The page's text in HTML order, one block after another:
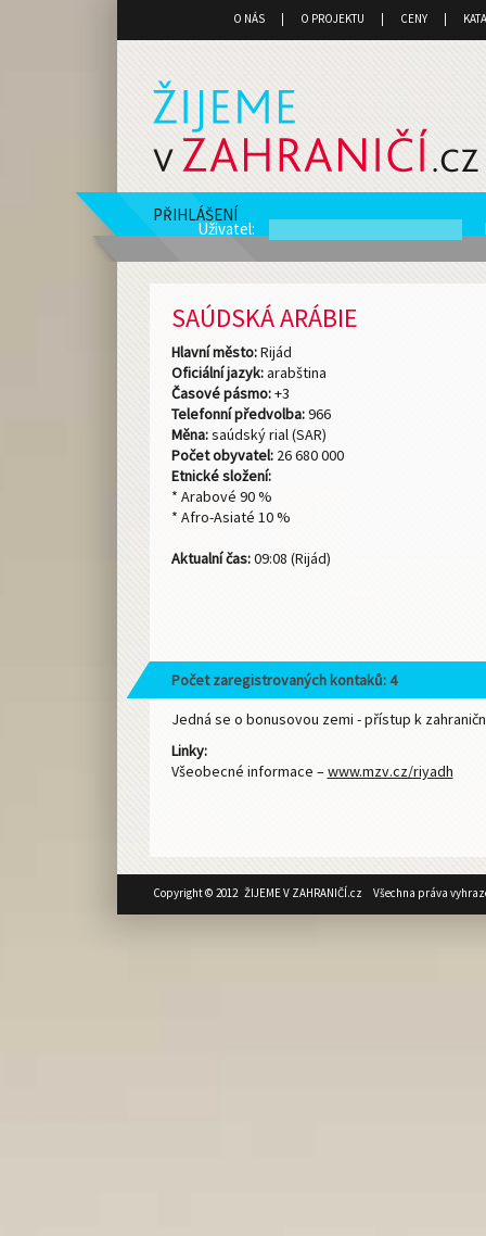
O NÁS O PROJEKTU CENY
PŘIHLÁŠENÍ
Uživatel:
SAÚDSKÁ ARÁBIE
Hlavní město:Rijád
Oficiální jazyk:arabština
Časové pásmo:+3
Telefonní předvolba:966
Měna:saúdský rial (SAR)
Počet obyvatel:26 680 000
Etnické složení:
* Arabové 90 %
* Afro-Asiaté 10 %
Aktualní čas:09:08 (Rijád)
Počet zaregistrovaných kontaků: 4
Jedná se o bonusovou zemi - přístup k
Linky:
Všeobecné informace –www.mzv.cz/riyadh
Copyright © 2012 ŽIJEME V ZAHRANIČÍ.cz Všechna práva